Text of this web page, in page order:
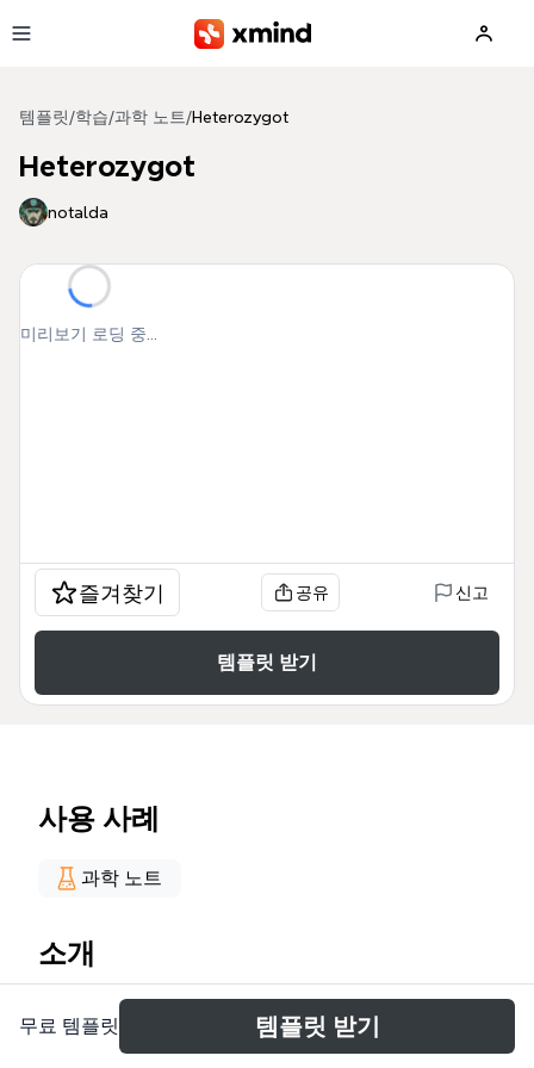
템플릿 /학습/과학 노트 /Heterozygot
Heterozygot
notalda
미리보기 로딩 중...
즐겨찾기 공유 신고
템플릿 받기
사용 사례
과학 노트
소개
Die Heterozygot-Mindmap von Xmind bietet eine
strukturierte Übersicht über 31 zentrale Konzepte
무료 템플릿 템플릿 받기